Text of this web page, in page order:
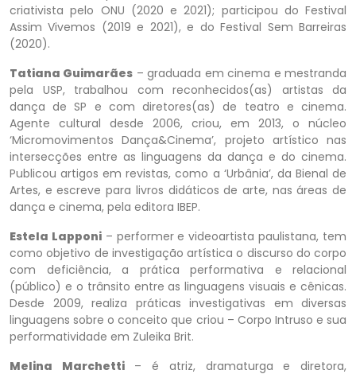
criativista pelo ONU (2020 e 2021); participou do Festival
Assim Vivemos (2019 e 2021), e do Festival Sem Barreiras
(2020).
Tatiana Guimarães – graduada em cinema e mestranda
pela USP, trabalhou com reconhecidos(as) artistas da
dança de SP e com diretores(as) de teatro e cinema.
Agente cultural desde 2006, criou, em 2013, o núcleo
‘Micromovimentos Dança&Cinema’, projeto artístico nas
intersecções entre as linguagens da dança e do cinema.
Publicou artigos em revistas, como a ‘Urbânia’, da Bienal de
Artes, e escreve para livros didáticos de arte, nas áreas de
dança e cinema, pela editora IBEP.
Estela Lapponi– performer e videoartista paulistana, tem
como objetivo de investigação artística o discurso do corpo
com deficiência, a prática performativa e relacional
(público) e o trânsito entre as linguagens visuais e cênicas.
Desde 2009, realiza práticas investigativas em diversas
linguagens sobre o conceito que criou – Corpo Intruso e sua
performatividade em Zuleika Brit.
Melina Marchetti– é atriz, dramaturga e diretora,